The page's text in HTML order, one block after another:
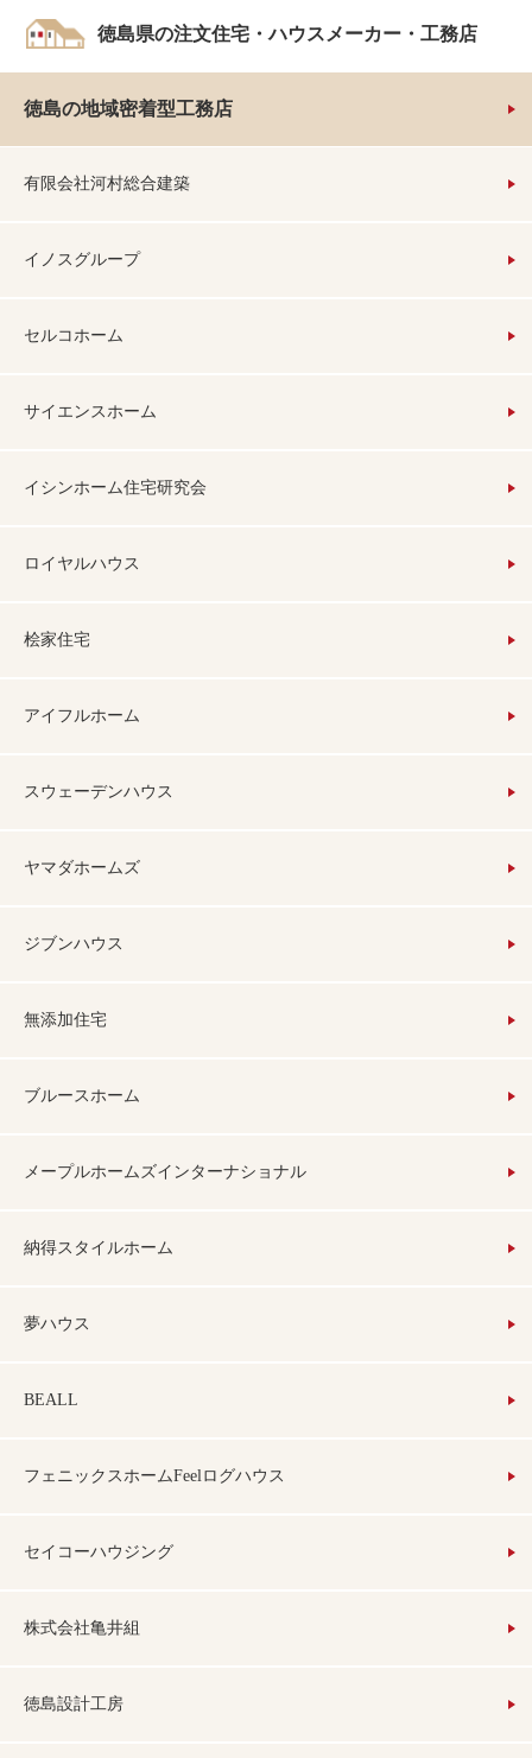
徳島県の注文住宅・ハウスメーカー・工務店
徳島の地域密着型工務店
有限会社河村総合建築
イノスグループ
セルコホーム
サイエンスホーム
イシンホーム住宅研究会
ロイヤルハウス
桧家住宅
アイフルホーム
スウェーデンハウス
ヤマダホームズ
ジブンハウス
無添加住宅
ブルースホーム
メープルホームズインターナショナル
納得スタイルホーム
夢ハウス
BEALL
フェニックスホームFeelログハウス
セイコーハウジング
株式会社亀井組
徳島設計工房